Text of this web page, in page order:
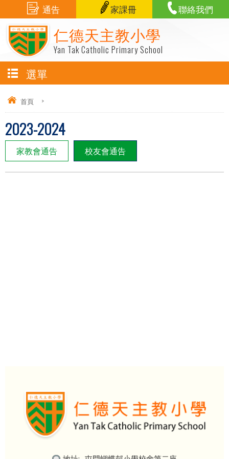
仁德天主教小學
Yan Tak Catholic Primary School
通告 家課冊 聯絡我們
選單
首頁 >
2023-2024
家教會通告 校友會通告